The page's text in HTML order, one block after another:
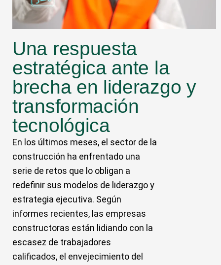
Una respuesta
estratégica ante la
brecha en liderazgo y
transformación
tecnológica
En los últimos meses, el sector de la
construcción ha enfrentado una
serie de retos que lo obligan a
redefinir sus modelos de liderazgo y
estrategia ejecutiva. Según
informes recientes, las empresas
constructoras están lidiando con la
escasez de trabajadores
calificados, el envejecimiento del